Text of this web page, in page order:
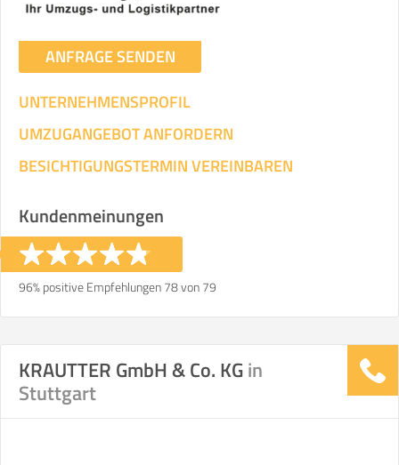
ANFRAGE SENDEN
UNTERNEHMENSPROFIL
UMZUGANGEBOT ANFORDERN
BESICHTIGUNGSTERMIN VEREINBAREN
Kundenmeinungen
96% positive Empfehlungen 78 von 79
KRAUTTER GmbH & Co. KGin
Stuttgart